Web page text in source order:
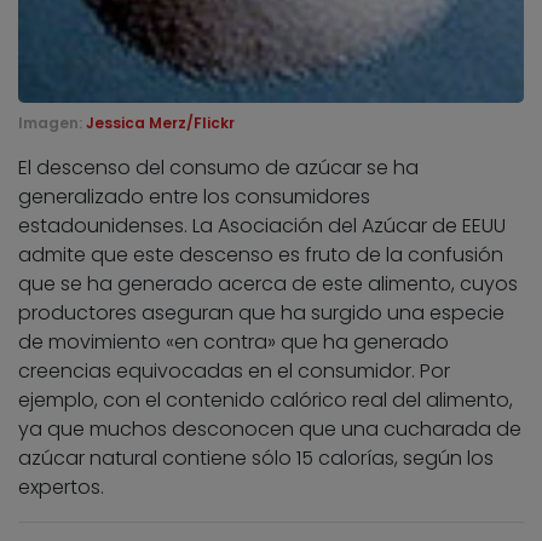
Imagen: Jessica Merz/Flickr
El descenso del consumo de azúcar se ha
generalizado entre los consumidores
estadounidenses. La Asociación del Azúcar de EEUU
admite que este descenso es fruto de la confusión
que se ha generado acerca de este alimento, cuyos
productores aseguran que ha surgido una especie
de movimiento «en contra» que ha generado
creencias equivocadas en el consumidor. Por
ejemplo, con el contenido calórico real del alimento,
ya que muchos desconocen que una cucharada de
azúcar natural contiene sólo 15 calorías, según los
expertos.